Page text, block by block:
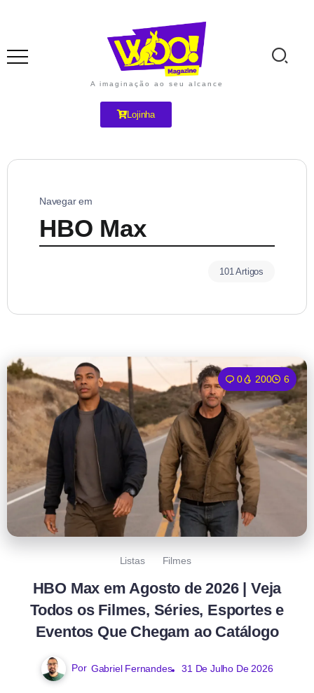
A imaginação ao seu alcance
Lojinha
Navegar em
HBO Max
101 Artigos
0 200 6
Listas Filmes
HBO Max em Agosto de 2026 | Veja
Todos os Filmes, Séries, Esportes e
Eventos Que Chegam ao Catálogo
Por Gabriel Fernandes 31 De Julho De 2026